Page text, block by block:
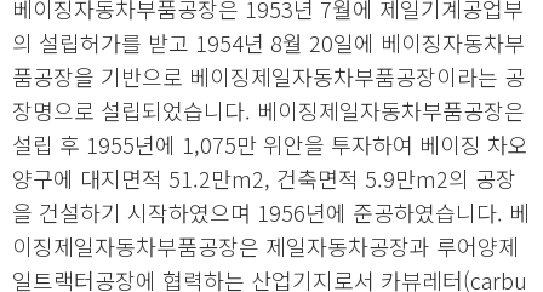
베이징자동차부품공장은 1953년 7월에 제일기계공업부
의 설립허가를 받고 1954년 8월 20일에 베이징자동차부
품공장을 기반으로 베이징제일자동차부품공장이라는 공
장명으로 설립되었습니다. 베이징제일자동차부품공장은
설립 후 1955년에 1,075만 위안을 투자하여 베이징 차오
양구에 대지면적 51.2만m2, 건축면적 5.9만m2의 공장
을 건설하기 시작하였으며 1956년에 준공하였습니다. 베
이징제일자동차부품공장은 제일자동차공장과 루어양제
일트랙터공장에 협력하는 산업기지로서 카뷰레터(carbu